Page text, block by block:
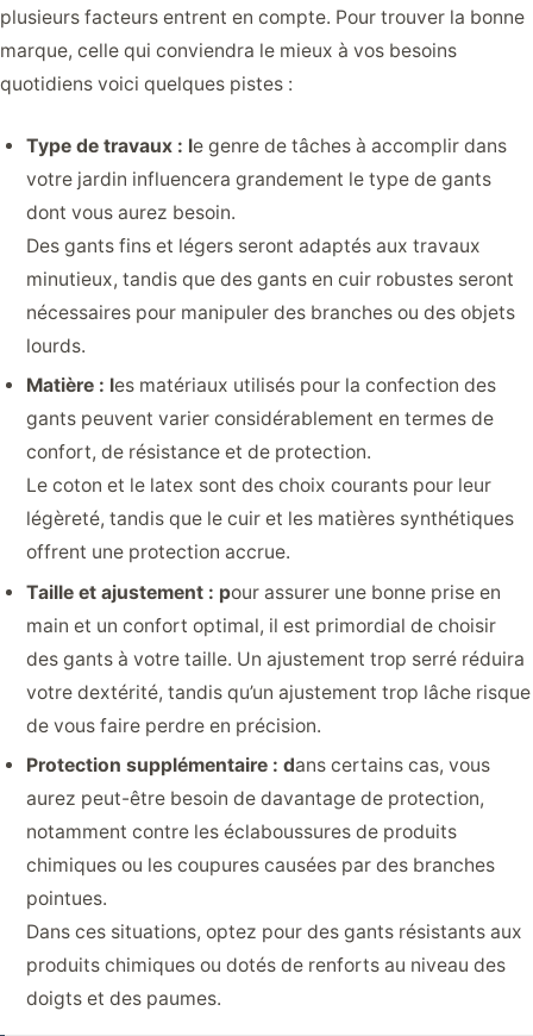
plusieurs facteurs entrent en compte. Pour trouver la bonne
marque, celle qui conviendra le mieux à vos besoins
quotidiens voici quelques pistes :
Type de travaux : le genre de tâches à accomplir dans
votre jardin influencera grandement le type de gants
dont vous aurez besoin.
Des gants fins et légers seront adaptés aux travaux
minutieux, tandis que des gants en cuir robustes seront
nécessaires pour manipuler des branches ou des objets
lourds.
Matière : les matériaux utilisés pour la confection des
gants peuvent varier considérablement en termes de
confort, de résistance et de protection.
Le coton et le latex sont des choix courants pour leur
légèreté, tandis que le cuir et les matières synthétiques
offrent une protection accrue.
Taille et ajustement : pour assurer une bonne prise en
main et un confort optimal, il est primordial de choisir
des gants à votre taille. Un ajustement trop serré réduira
votre dextérité, tandis qu’un ajustement trop lâche risque
de vous faire perdre en précision.
Protection supplémentaire : dans certains cas, vous
aurez peut-être besoin de davantage de protection,
notamment contre les éclaboussures de produits
chimiques ou les coupures causées par des branches
pointues.
Dans ces situations, optez pour des gants résistants aux
produits chimiques ou dotés de renforts au niveau des
doigts et des paumes.